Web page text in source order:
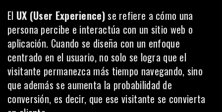
El UX (User Experience)se refiere a cómo una
persona percibe e interactúa con un sitio web o
aplicación. Cuando se diseña con un enfoque
centrado en el usuario, no solo se logra que el
visitante permanezca más tiempo navegando, sino
que además se aumenta la probabilidad de
conversión, es decir, que ese visitante se convierta